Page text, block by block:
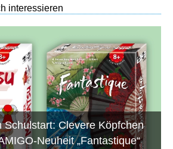
interessieren
Schulstart: Clevere Köpfchen
Neuheit „Fantastique“